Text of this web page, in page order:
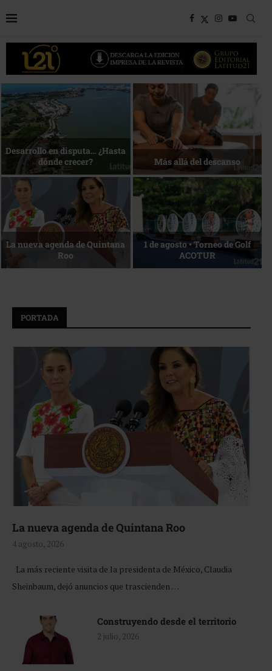
Bottega, un viaje servido a la
mesa
Energía que Impulsa la
competitividad
Reconocimiento de viajeros La esencia del servicio
PORTADA
La nueva agenda de Quintana Roo
4 agosto, 2026
La más reciente visita de la presidenta de México, Claudia
Sheinbaum, dejó anuncios que trascienden …
Construyendo desde el territorio
2 julio, 2026